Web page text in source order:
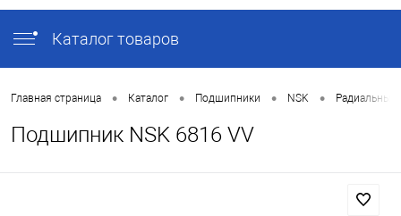
Каталог товаров
Главная страница • Каталог • Подшипники • NSK •
Подшипник NSK 6816 VV